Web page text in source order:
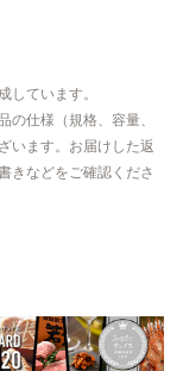
しています。
の仕様（規格、容量、
います。お届けした返
きなどをご確認くださ